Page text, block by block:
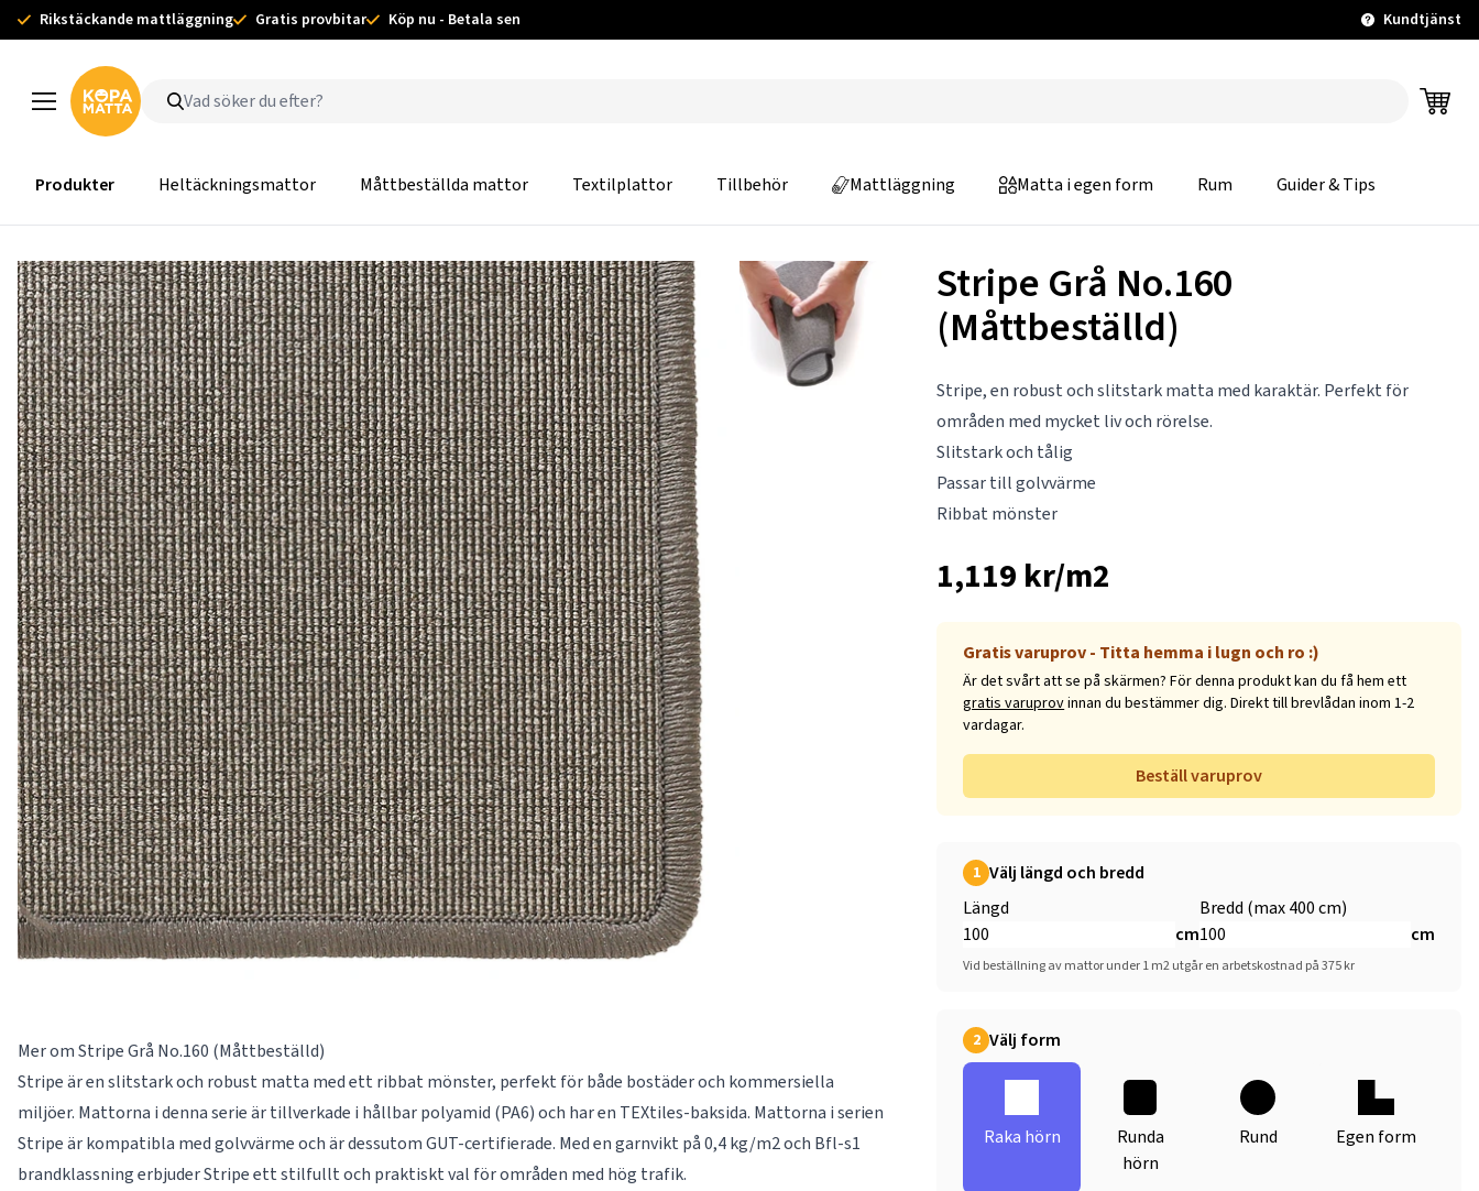
Rikstäckande mattläggning Gratis provbitar Köp nu - Betala sen Kundtjänst
Produkter Heltäckningsmattor Måttbeställda mattor Textilplattor Tillbehör Mattläggning Matta i egen form Rum Guider & Tips
Stripe Grå No.160
(Måttbeställd)
Stripe, en robust och slitstark matta med karaktär. Perfekt för
områden med mycket liv och rörelse.
Slitstark och tålig
Passar till golvvärme
Ribbat mönster
1,119 kr/m2
Gratis varuprov - Titta hemma i lugn och ro :)
Är det svårt att se på skärmen? För denna produkt kan du få hem ett
gratis varuprovinnan du bestämmer dig. Direkt till brevlådan inom 1-2
vardagar.
Beställ varuprov
1 Välj längd och bredd
Längd
cm
Bredd (max 400 cm)
cm
Vid beställning av mattor under 1 m2 utgår en arbetskostnad på 375 kr
2 Välj form
Raka hörn
Runda
hörn
Rund Egen form
Mer om Stripe Grå No.160 (Måttbeställd)
Stripe är en slitstark och robust matta med ett ribbat mönster, perfekt för både bostäder och kommersiella
miljöer. Mattorna i denna serie är tillverkade i hållbar polyamid (PA6) och har en TEXtiles-baksida. Mattorna i serien
Stripe är kompatibla med golvvärme och är dessutom GUT-certifierade. Med en garnvikt på 0,4 kg/m2 och Bfl-s1
brandklassning erbjuder Stripe ett stilfullt och praktiskt val för områden med hög trafik.